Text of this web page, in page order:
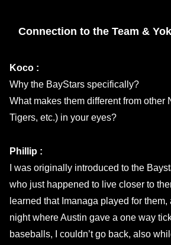
Connection to the Team &
Koco :
Why the BayStars specifically?
What makes them different from other
Tigers, etc.) in your eyes?
Phillip :
I was originally introduced to the
who just happened to live closer to
learned that Imanaga played for them,
night where Austin gave a one way
baseballs, I couldn’t go back, also